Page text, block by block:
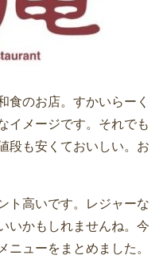
食のお店。すかいらーく
イメージです。それでも
段も安くておいしい。お
ト高いです。レジャーな
いかもしれませんね。今
ニューをまとめました。